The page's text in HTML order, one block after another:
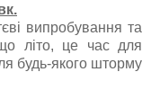
випробування та
літо, це час для
будь-якого шторму